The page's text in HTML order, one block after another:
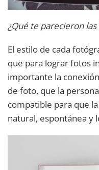
¿Qué te parecieron las
El estilo de cada
que para lograr fotos
importante la
de foto, que la
compatible para que
natural, espontánea y